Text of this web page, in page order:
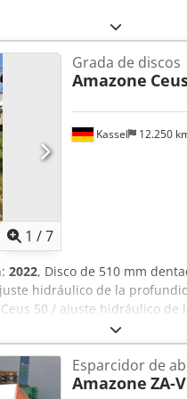
1 /7
Kassel 12.250
Grada de discos
Amazone
2022, Disco de 510 mm
hidráulico de la
50 / ajuste hidráulico
80 mm / (14/K1)
Esparcidor de
Amazone ZA-